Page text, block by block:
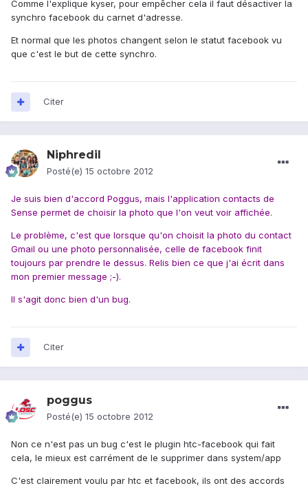
Comme l'explique kyser, pour empêcher cela il faut désactiver la
synchro facebook du carnet d'adresse.
Et normal que les photos changent selon le statut facebook vu
que c'est le but de cette synchro.
Citer
Niphredil
Posté(e) 15 octobre 2012
Je suis bien d'accord Poggus, mais l'application contacts de
Sense permet de choisir la photo que l'on veut voir affichée.
Le problème, c'est que lorsque qu'on choisit la photo du contact
Gmail ou une photo personnalisée, celle de facebook finit
toujours par prendre le dessus. Relis bien ce que j'ai écrit dans
mon premier message ;-).
Il s'agit donc bien d'un bug.
Citer
poggus
Posté(e) 15 octobre 2012
Non ce n'est pas un bug c'est le plugin htc-facebook qui fait
cela, le mieux est carrément de le supprimer dans system/app
C'est clairement voulu par htc et facebook, ils ont des accords